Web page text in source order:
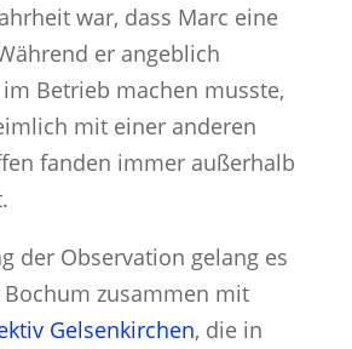
war, dass Marc eine
er angeblich
Betrieb machen musste,
mit einer anderen
fanden immer außerhalb
der Observation gelang es
zusammen mit
Gelsenkirchen, die in